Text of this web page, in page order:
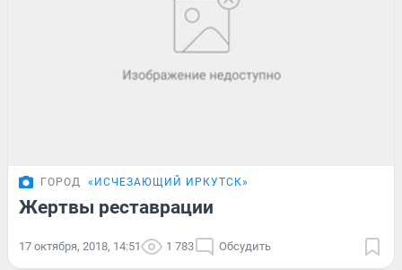
ГОРОД «ИСЧЕЗАЮЩИЙ ИРКУТСК»
Жертвы реставрации
17 октября, 2018, 14:51 1 783 Обсудить